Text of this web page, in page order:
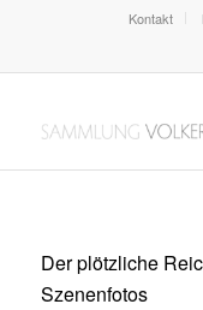
Kontakt
Der plötzliche
Szenenfotos